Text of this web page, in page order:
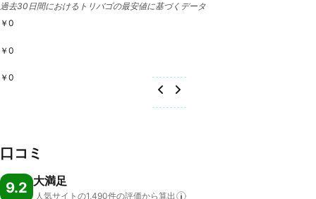
過去30日間におけるトリバゴの最安値に基づくデータ
￥0
￥0
￥0
口コミ
9.2 大満足
人気サイトの1,490件の評価から算出